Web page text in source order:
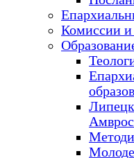
Комиссии и